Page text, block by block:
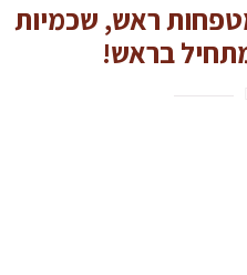
ראש, שכמיות
בראש!